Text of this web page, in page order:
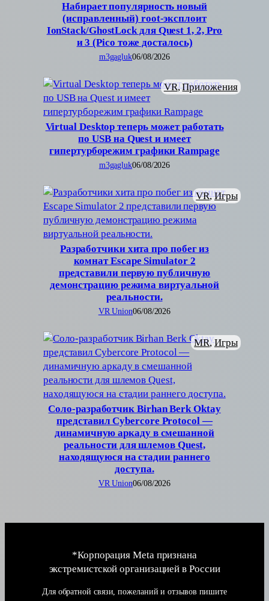
Набирает популярность новый
(исправленный) root-эксплоит
IonStack/GhostLock для Quest 1, 2, Pro
и 3 (Pico тоже досталось)
m3gagluk06/08/2026
Virtual Desktop теперь может работать
по USB на Quest и имеет
гипертурборежим графики Rampage
VR, Приложения
m3gagluk06/08/2026
Разработчики хита про побег из
комнат Escape Simulator 2
представили первую публичную
демонстрацию режима виртуальной
реальности.
VR, Игры
VR Union06/08/2026
Соло-разработчик Birhan Berk Oktay
представил Cybercore Protocol —
динамичную аркаду в смешанной
реальности для шлемов Quest,
находящуюся на стадии раннего
доступа.
MR, Игры
VR Union06/08/2026
*Корпорация Meta признана
экстремистской организацией в России
Для обратной связи, пожеланий и отзывов пишите